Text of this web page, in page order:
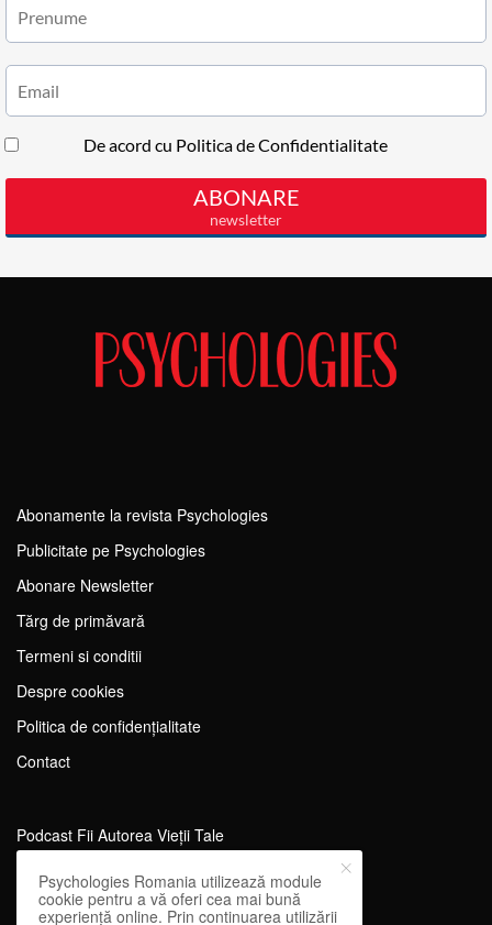
Abonamente la revista Psychologies
Publicitate pe Psychologies
Abonare Newsletter
Tărg de primăvară
Termeni si conditii
Despre cookies
Politica de confidențialitate
Contact
Podcast Fii Autorea Vieții Tale
Evenimente Fii Autoarea Vieții Tale!
SportEdu
Psychologies Romania utilizează module
cookie pentru a vă oferi cea mai bună
experiență online. Prin continuarea utilizării